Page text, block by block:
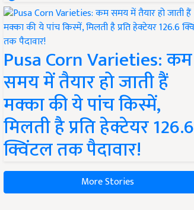
Pusa Corn Varieties: कम
समय में तैयार हो जाती हैं
मक्का की ये पांच किस्में,
मिलती है प्रति हेक्टेयर 126.6
क्विंटल तक पैदावार!
More Stories